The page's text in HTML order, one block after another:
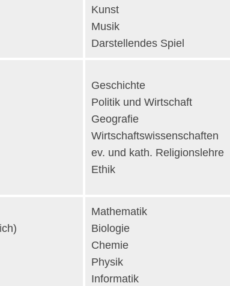
Kunst
Musik
Darstellendes Spiel
Geschichte
Politik und Wirtschaft
Geografie
Wirtschaftswissenschaften
ev. und kath. Religionslehre
Ethik
Mathematik
Biologie
Chemie
Physik
Informatik